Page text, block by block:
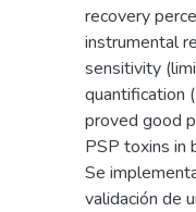
recovery
instrumental
sensitivity
quantification
proved good
PSP toxins in
Se
validación de